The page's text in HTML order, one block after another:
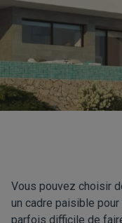
Vous pouvez choisir
un cadre paisible
parfois difficile de